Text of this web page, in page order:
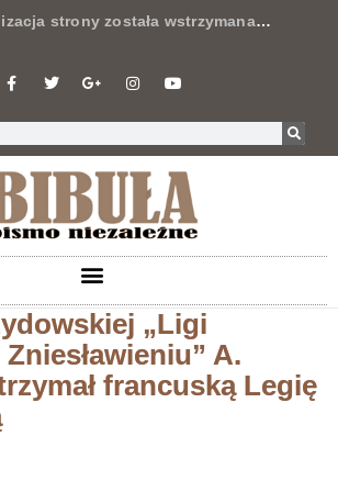
została wstrzymana…
„Ligi
A.
francuską Legię